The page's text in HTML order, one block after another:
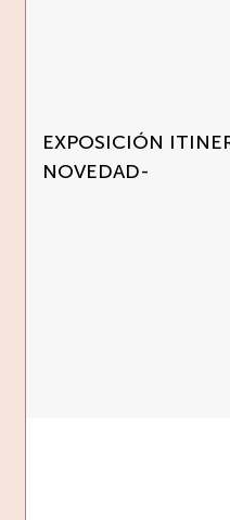
EXPOSICIÓN
NOVEDAD-